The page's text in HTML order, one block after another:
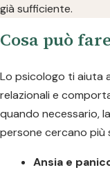
già sufficiente.
Cosa può
Lo psicologo ti aiuta
relazionali e
quando necessario,
persone cercano più
Ansia e